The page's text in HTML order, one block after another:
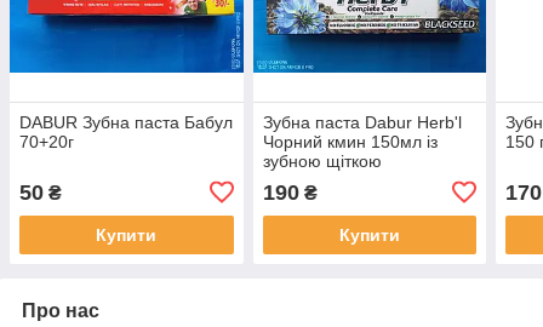
DABUR Зубна паста Бабул
70+20г
50 ₴
Купити
Зубна паста Dabur Herb'l
Чорний кмин 150мл із
зубною щіткою
190₴
Купити
150
170
Про нас